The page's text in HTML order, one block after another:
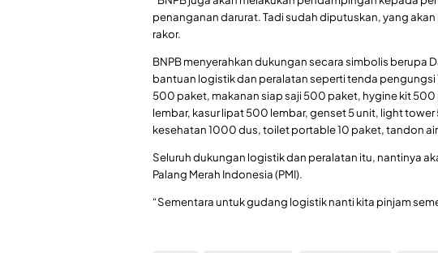
penanganan darurat. Tadi sudah diputuskan, yang
rakor.
BNPB menyerahkan dukungan secara simbolis berupa
bantuan logistik dan peralatan seperti tenda
500 paket, makanan siap saji 500 paket, hygine kit
lembar, kasur lipat 500 lembar, genset 5 unit, light
kesehatan 1000 dus, toilet portable 10 paket, tandon air
Seluruh dukungan logistik dan peralatan itu, nantinya
Palang Merah Indonesia (PMI).
“Sementara untuk gudang logistik nanti kita pinjam